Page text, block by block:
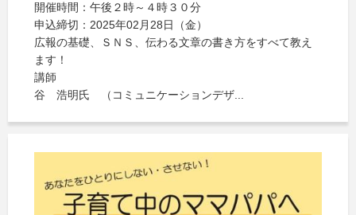
開催時間：午後２時～４時３０分
申込締切：2025年02月28日（金）
広報の基礎、ＳＮＳ、伝わる文章の書き方をすべて教え
ます！
講師
谷 浩明氏 （コミュニケーションデザ...